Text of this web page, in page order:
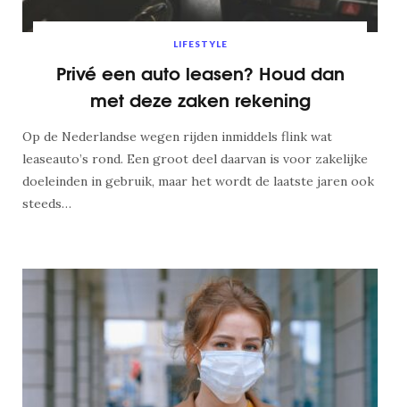
LIFESTYLE
Privé een auto leasen? Houd dan
met deze zaken rekening
Op de Nederlandse wegen rijden inmiddels flink wat
leaseauto’s rond. Een groot deel daarvan is voor zakelijke
doeleinden in gebruik, maar het wordt de laatste jaren ook
steeds…